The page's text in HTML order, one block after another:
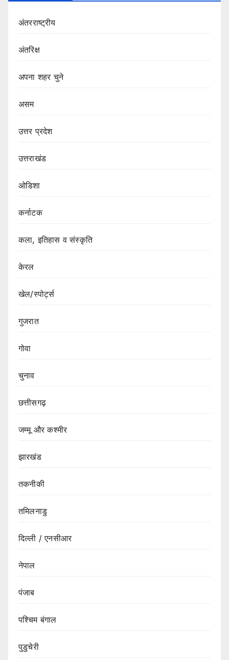
अंतरराष्ट्रीय
अंतरिक्ष
अपना शहर चुने
असम
उत्तर प्रदेश
उत्तराखंड
ओडिशा
कर्नाटक
कला, इतिहास व संस्कृति
केरल
खेल/स्पोर्ट्स
गुजरात
गोवा
चुनाव
छत्तीसगढ़
जम्मू और कश्मीर
झारखंड
तकनीकी
तमिलनाडु
दिल्ली / एनसीआर
नेपाल
पंजाब
पश्चिम बंगाल
पुडुचेरी